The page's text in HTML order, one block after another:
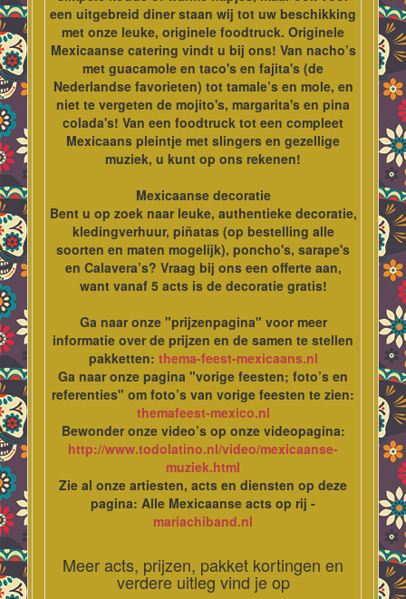
een uitgebreid diner staan wij tot uw beschikking
met onze leuke, originele foodtruck. Originele
Mexicaanse catering vindt u bij ons! Van nacho’s
met guacamole en taco's en fajita's (de
Nederlandse favorieten) tot tamale’s en mole, en
niet te vergeten de mojito's, margarita's en pina
colada's! Van een foodtruck tot een compleet
Mexicaans pleintje met slingers en gezellige
muziek, u kunt op ons rekenen!
Mexicaanse decoratie
Bent u op zoek naar leuke, authentieke decoratie,
kledingverhuur, piñatas (op bestelling alle
soorten en maten mogelijk), poncho's, sarape's
en Calavera’s? Vraag bij ons een offerte aan,
want vanaf 5 acts is de decoratie gratis!
Ga naar onze "prijzenpagina" voor meer
informatie over de prijzen en de samen te stellen
pakketten: thema-feest-mexicaans.nl
Ga naar onze pagina "vorige feesten; foto’s en
referenties" om foto’s van vorige feesten te zien:
themafeest-mexico.nl
Bewonder onze video’s op onze videopagina:
http://www.todolatino.nl/video/mexicaanse-
muziek.html
Zie al onze artiesten, acts en diensten op deze
pagina: Alle Mexicaanse acts op rij -
mariachiband.nl
Meer acts, prijzen, pakket kortingen en
verdere uitleg vind je op